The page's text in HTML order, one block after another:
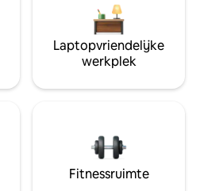
Laptopvriendelijke
werkplek
Fitnessruimte